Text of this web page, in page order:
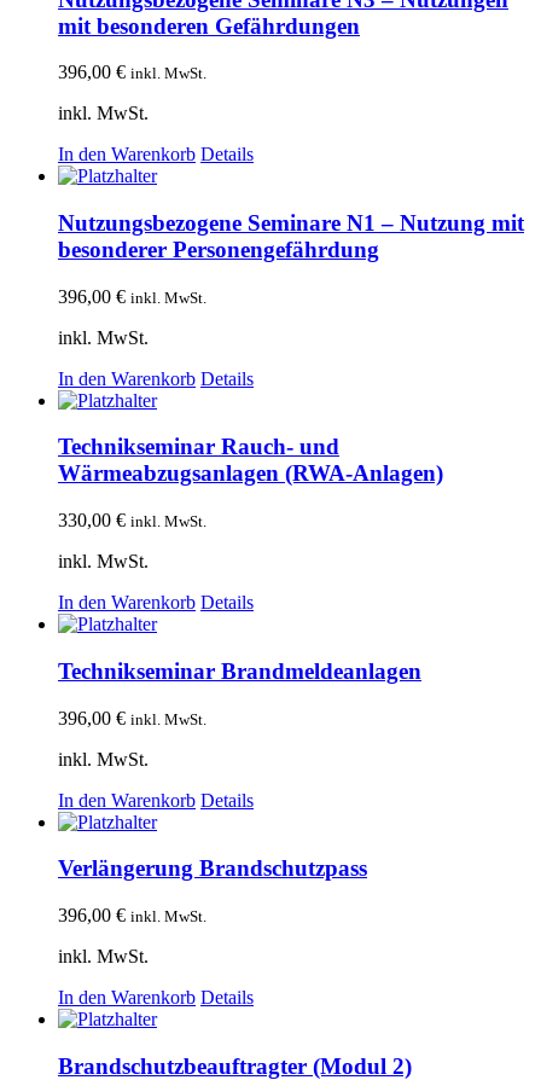
mit besonderen Gefährdungen
396,00 € inkl. MwSt.
inkl. MwSt.
In den Warenkorb Details
Nutzungsbezogene Seminare N1 – Nutzung mit
besonderer Personengefährdung
396,00 € inkl. MwSt.
inkl. MwSt.
In den Warenkorb Details
Technikseminar Rauch- und
Wärmeabzugsanlagen (RWA-Anlagen)
330,00 € inkl. MwSt.
inkl. MwSt.
In den Warenkorb Details
Technikseminar Brandmeldeanlagen
396,00 € inkl. MwSt.
inkl. MwSt.
In den Warenkorb Details
Verlängerung Brandschutzpass
396,00 € inkl. MwSt.
inkl. MwSt.
In den Warenkorb Details
Brandschutzbeauftragter (Modul 2)